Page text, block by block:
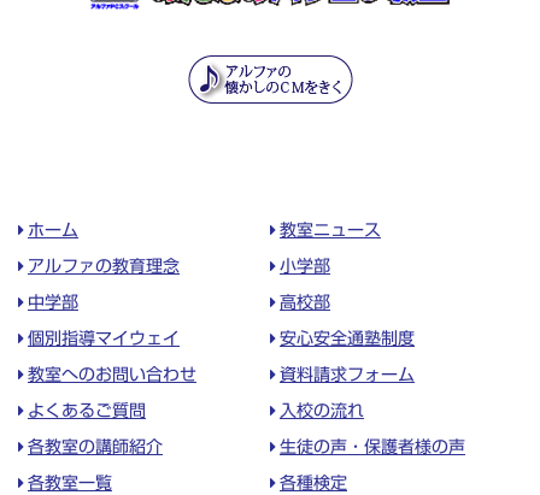
ホーム 教室ニュース
アルファの教育理念 小学部
中学部 高校部
個別指導マイウェイ 安心安全通塾制度
教室へのお問い合わせ 資料請求フォーム
よくあるご質問 入校の流れ
各教室の講師紹介 生徒の声・保護者様の声
各教室一覧 各種検定